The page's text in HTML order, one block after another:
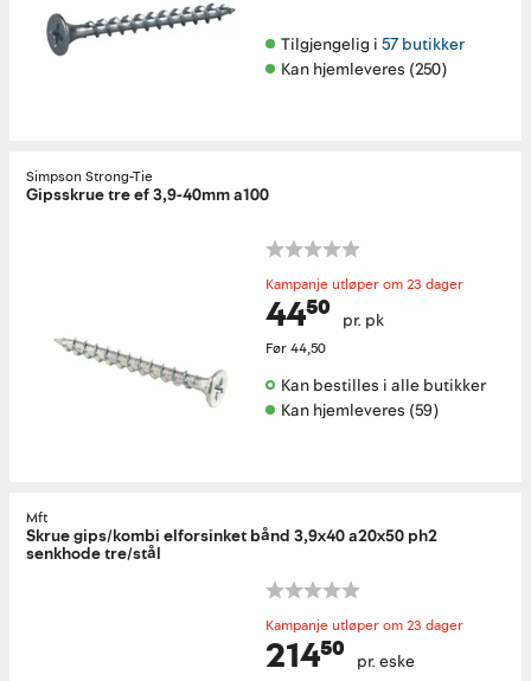
Tilgjengelig i 57 butikker
Kan hjemleveres (250)
Simpson Strong-Tie
Gipsskrue tre ef 3,9-40mm a100
Kampanje utløper om 23 dager
44⁵⁰ pr. pk
Før44,50
Kan bestilles i alle butikker
Kan hjemleveres (59)
Mft
Skrue gips/kombi elforsinket bånd 3,9x40 a20x50 ph2
senkhode tre/stål
Kampanje utløper om 23 dager
214⁵⁰ pr. eske